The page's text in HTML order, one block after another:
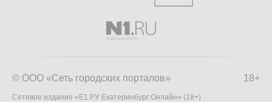
18+
© ООО «Сеть городских порталов»
Сетевое издание «Е1.РУ Екатеринбург Онлайн» (18+)